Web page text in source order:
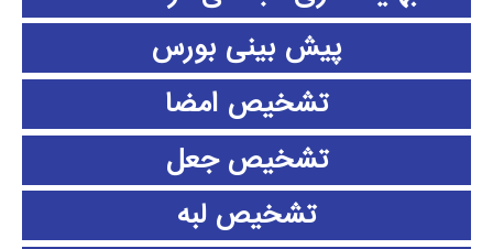
پیش بینی بورس
تشخیص امضا
تشخیص جعل
تشخیص لبه